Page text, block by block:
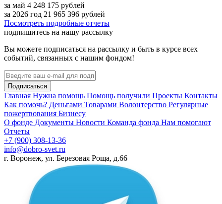
за май 4 248 175 рублей
за 2026 год 21 965 396 рублей
Посмотреть подробные отчеты
подпишитесь на нашу рассылку
Вы можете подписаться на рассылку и быть в курсе всех
событий, связанных с нашим фондом!
Подписаться
Главная Нужна помощь Помощь получили Проекты Контакты
Как помочь? Деньгами Товарами Волонтерство Регулярные
пожертвования Бизнесу
О фонде Документы Новости Команда фонда Нам помогают
Отчеты
+7 (900) 308-13-36
info@dobro-svet.ru
г. Воронеж, ул. Березовая Роща, д.66